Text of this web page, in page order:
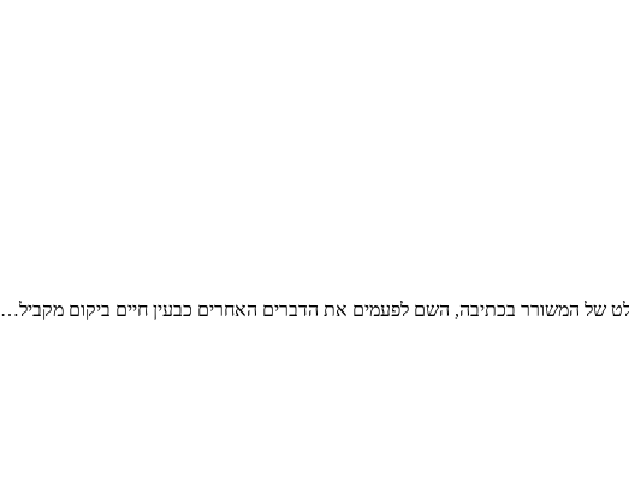
של המשורר בכתיבה, השם לפעמים את הדברים האחרים כבעין חיים ביקום מקביל…